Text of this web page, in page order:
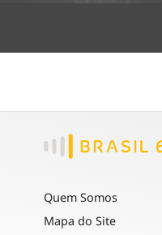
Quem Somos
Mapa do Site